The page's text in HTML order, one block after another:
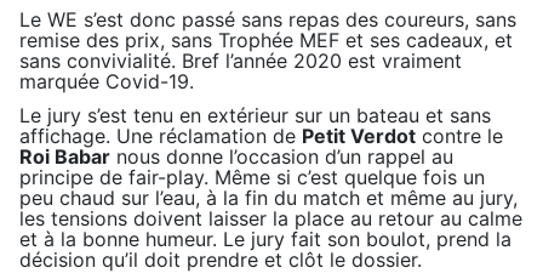
Le WE s’est donc passé sans repas des coureurs, sans
remise des prix, sans Trophée MEF et ses cadeaux, et
sans convivialité. Bref l’année 2020 est vraiment
marquée Covid-19.
Le jury s’est tenu en extérieur sur un bateau et sans
affichage. Une réclamation de Petit Verdot contre le
Roi Babar nous donne l’occasion d’un rappel au
principe de fair-play. Même si c’est quelque fois un
peu chaud sur l’eau, à la fin du match et même au jury,
les tensions doivent laisser la place au retour au calme
et à la bonne humeur. Le jury fait son boulot, prend la
décision qu’il doit prendre et clôt le dossier.